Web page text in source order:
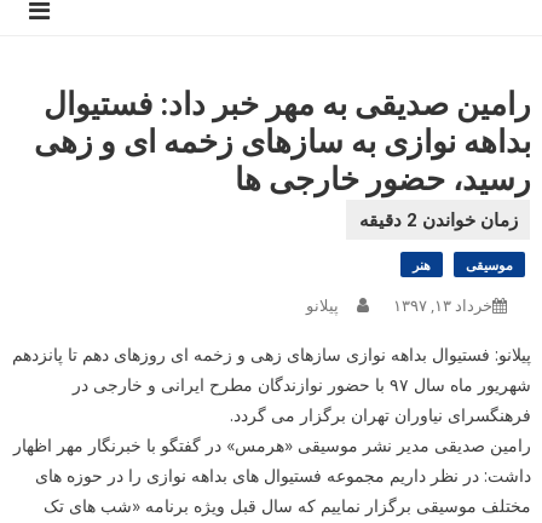
رامین صدیقی به مهر خبر داد: فستیوال
بداهه نوازی به سازهای زخمه ای و زهی
رسید، حضور خارجی ها
موسیقی هنر
خرداد ۱۳, ۱۳۹۷ پیلانو
پیلانو: فستیوال بداهه نوازی سازهای زهی و زخمه ای روزهای دهم تا پانزدهم
شهریور ماه سال ۹۷ با حضور نوازندگان مطرح ایرانی و خارجی در
فرهنگسرای نیاوران تهران برگزار می گردد.
رامین صدیقی مدیر نشر موسیقی «هرمس» در گفتگو با خبرنگار مهر اظهار
داشت: در نظر داریم مجموعه فستیوال های بداهه نوازی را در حوزه های
مختلف موسیقی برگزار نماییم که سال قبل ویژه برنامه «شب های تک